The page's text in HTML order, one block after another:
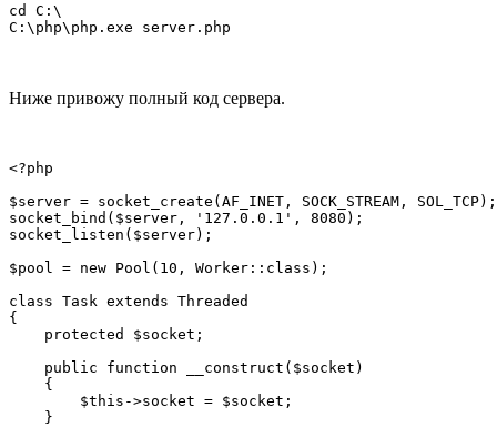
cd C:\
C:\php\php.exe server.php
Ниже привожу полный код сервера.
<?php
$server = socket_create(AF_INET, SOCK_STREAM, SOL_TCP);
socket_bind($server, '127.0.0.1', 8080);
socket_listen($server);
$pool = new Pool(10, Worker::class);
class Task extends Threaded
{
    protected $socket;
    public function __construct($socket)
    {
        $this->socket = $socket;
    }